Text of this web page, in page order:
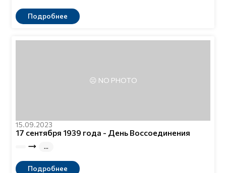
Подробнее
15.09.2023
17 сентября 1939 года - День Воссоединения
Подробнее